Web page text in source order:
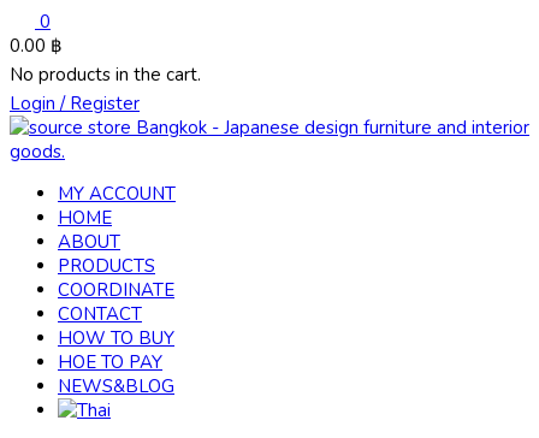
0
0.00 ฿
No products in the cart.
Login / Register
MY ACCOUNT
HOME
ABOUT
PRODUCTS
COORDINATE
CONTACT
HOW TO BUY
HOE TO PAY
NEWS&BLOG